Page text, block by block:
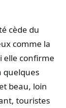
cède du
comme la
elle confirme
quelques
beau, loin
touristes